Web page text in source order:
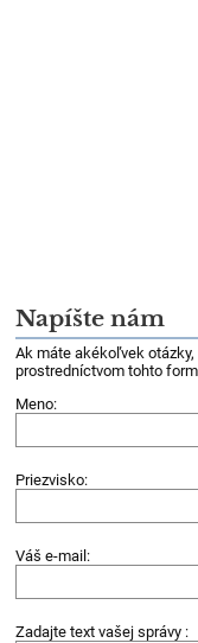
Napíšte nám
Ak máte akékoľvek
prostredníctvom tohto
Meno:
Priezvisko:
Váš e-mail:
Zadajte text vašej správy :